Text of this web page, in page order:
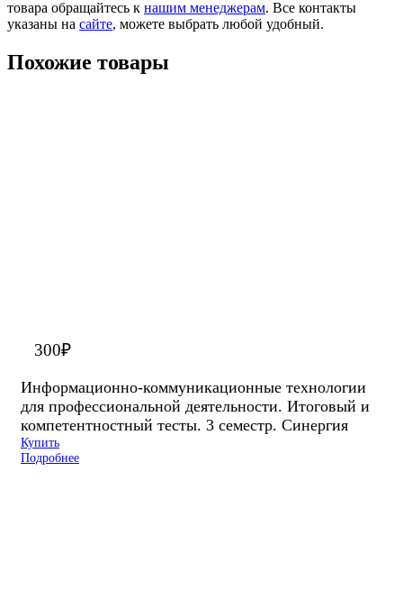
товара обращайтесь к нашим менеджерам. Все контакты
указаны на сайте, можете выбрать любой удобный.
Похожие товары
300₽
Информационно-коммуникационные технологии
для профессиональной деятельности. Итоговый и
компетентностный тесты. 3 семестр. Синергия
Купить
Подробнее